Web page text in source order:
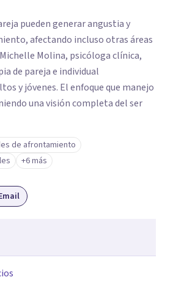
pueden generar angustia y
afectando incluso otras áreas
Molina, psicóloga clínica,
de pareja e individual
y jóvenes. El enfoque que manejo
una visión completa del ser
de afrontamiento
+6 más